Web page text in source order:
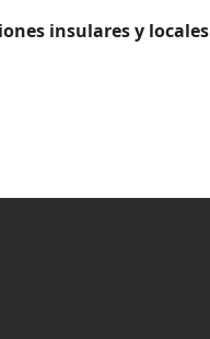
insulares y locales